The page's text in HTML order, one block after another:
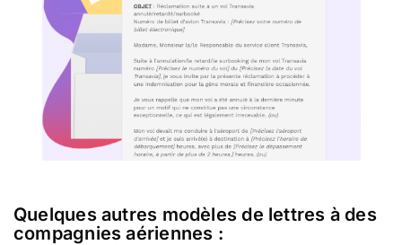
Quelques autres modèles de lettres à des
compagnies aériennes :